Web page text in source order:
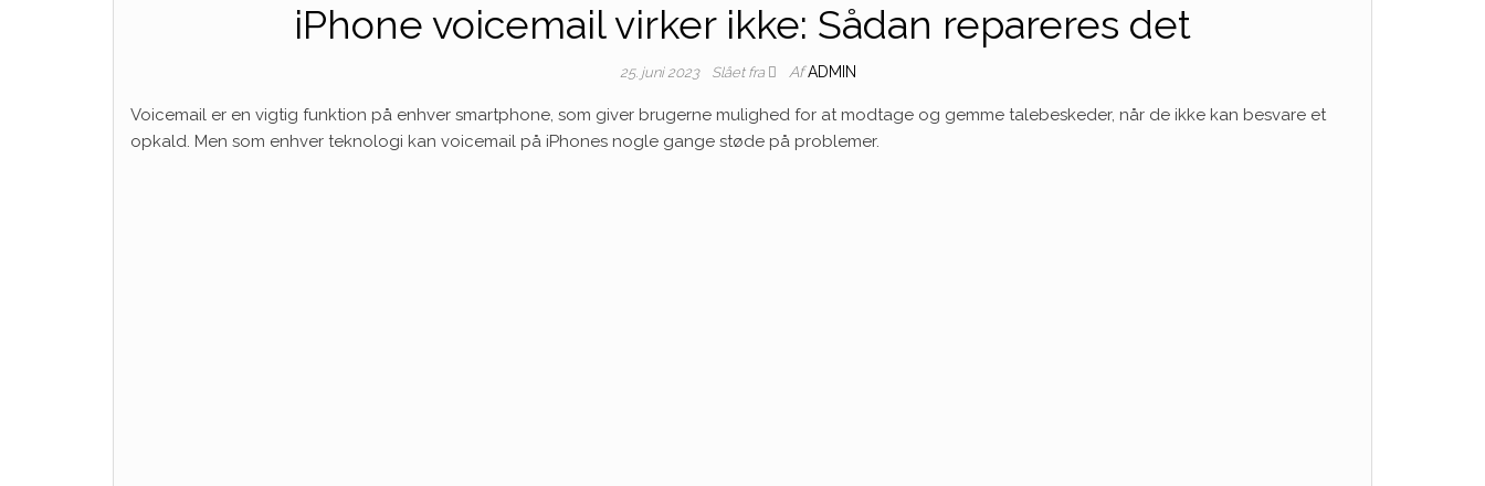
iPhone voicemail virker ikke: Sådan repareres det
25. juni 2023 Slået fra Af ADMIN
Voicemail er en vigtig funktion på enhver smartphone, som giver brugerne mulighed for at modtage og gemme talebeskeder, når de ikke kan besvare et
opkald. Men som enhver teknologi kan voicemail på iPhones nogle gange støde på problemer.